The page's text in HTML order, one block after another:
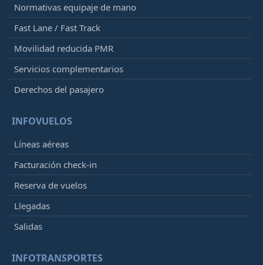
Normativas equipaje de mano
Fast Lane / Fast Track
Movilidad reducida PMR
Servicios complementarios
Derechos del pasajero
INFOVUELOS
Líneas aéreas
Facturación check-in
Reserva de vuelos
Llegadas
Salidas
INFOTRANSPORTES